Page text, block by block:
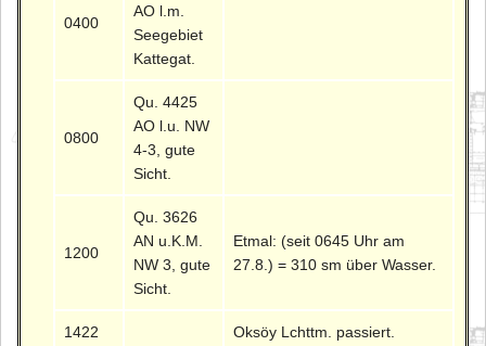
0400
AO l.m.
Seegebiet
Kattegat.
0800
Qu. 4425
AO l.u. NW
4-3, gute
Sicht.
1200
Qu. 3626
AN u.K.M.
NW 3, gute
Sicht.
Etmal: (seit 0645 Uhr am
27.8.) = 310 sm über Wasser.
1422 Oksöy Lchttm. passiert.